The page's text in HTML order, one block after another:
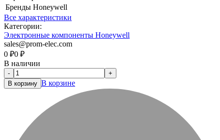
Бренды Honeywell
Все характеристики
Категории:
Электронные компоненты Honeywell
sales@prom-elec.com
0 ₽0 ₽
В наличии
-
+
В корзину В корзине